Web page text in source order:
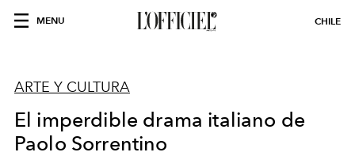
MENU CHILE
ARTE Y CULTURA
El imperdible drama italiano de
Paolo Sorrentino